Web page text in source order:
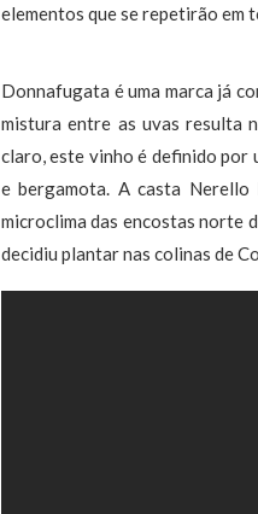
elementos que se repetirão
Donnafugata é uma marca já
mistura entre as uvas resulta
claro, este vinho é definido por
e bergamota. A casta
microclima das encostas norte
decidiu plantar nas colinas de